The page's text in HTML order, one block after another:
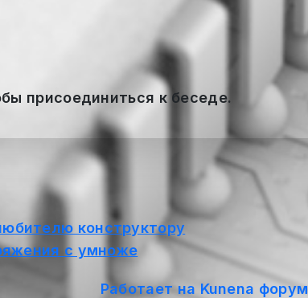
присоединиться к беседе.
конструктору
с умноже
Работает на Kunena форум